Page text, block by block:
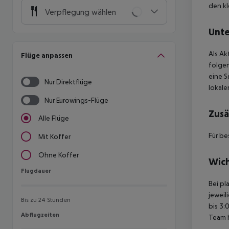
Verpflegung wählen
Flüge anpassen
Nur Direktflüge
Nur Eurowings-Flüge
Alle Flüge
Mit Koffer
Ohne Koffer
Flugdauer
Flugdauer
Bis zu 24 Stunden
Abflugzeiten
Abflugzeiten
den
Als
eine
Für
Bei
bis
Team